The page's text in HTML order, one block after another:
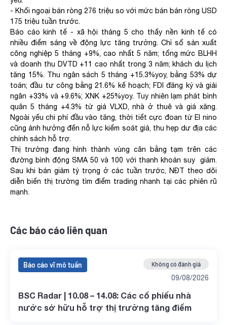
- Khối ngoại bán ròng 276 triệu so với mức bán bán ròng USD
175 triệu tuần trước.
Báo cáo kinh tế - xã hội tháng 5 cho thấy nền kinh tế có
nhiều điểm sáng về động lực tăng trưởng. Chỉ số sản xuất
công nghiệp 5 tháng +9%, cao nhất 5 năm; tổng mức BLHH
và doanh thu DVTD +11 cao nhất trong 3 năm; khách du lịch
tăng 15%. Thu ngân sách 5 tháng +15.3%yoy, bằng 53% dự
toán; đầu tư công bằng 21.6% kế hoạch; FDI đăng ký và giải
ngân +33% và +9.6%; XNK +25%yoy. Tuy nhiên lạm phát bình
quân 5 tháng +4.3% từ giá VLXD, nhà ở thuê và giá xăng.
Ngoài yếu chi phí đầu vào tăng, thời tiết cực đoan từ El nino
cũng ảnh hưởng đến nỗ lực kiểm soát giá, thu hẹp dư địa các
chính sách hỗ trợ.
Thị trường đang hình thành vùng cân bằng tạm trên các
đường bình động SMA 50 và 100 với thanh khoản suy giảm.
Sau khi bán giảm tỷ trọng ở các tuần trước, NĐT theo dõi
diễn biến thị trường tìm điểm trading nhanh tại các phiên rũ
mạnh.
Các báo cáo liên quan
Báo cáo vĩ mô tuần Không có đánh giá
09/08/2026
BSC Radar | 10.08 – 14.08: Các cổ phiếu nhà
nước sở hữu hỗ trợ thị trường tăng điểm